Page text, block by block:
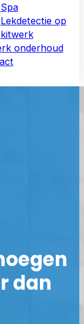
Spa
Lekdetectie op
kitwerk
onderhoud
dan